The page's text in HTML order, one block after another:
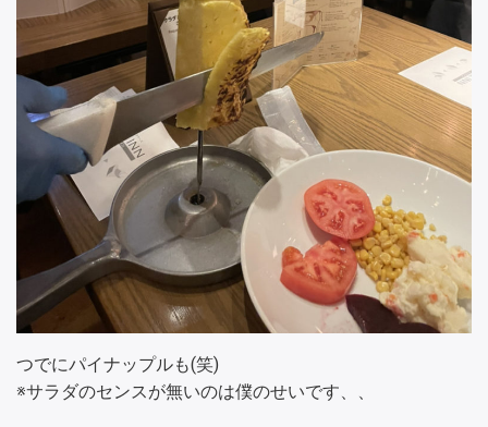
つでにパイナップルも(笑)
※サラダのセンスが無いのは僕のせいです、、